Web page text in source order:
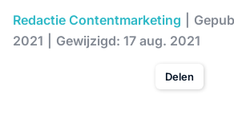
Redactie Contentmarketing
2021
Gewijzigd: 17 aug. 2021
Delen